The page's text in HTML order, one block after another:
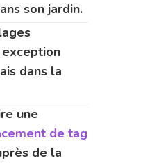
son jardin.
dans la
une
de tag
de la